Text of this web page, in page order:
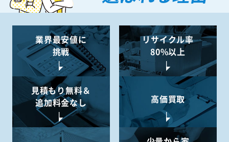
業界最安値に
挑戦
リサイクル率
80%以上
見積もり無料＆
追加料金なし
高価買取